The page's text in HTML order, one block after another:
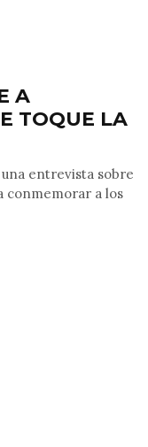
A
TOQUE LA
una entrevista sobre
conmemorar a los